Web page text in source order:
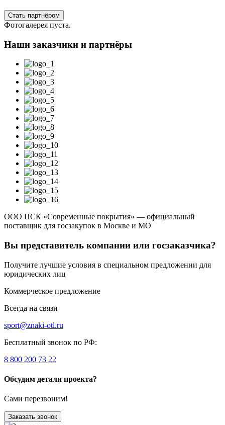
Стать партнёром
Фотогалерея пуста.
Наши заказчики и партнёры
ООО ПСК «Современные покрытия» — официальный
поставщик для госзакупок в Москве и МО
Вы представитель компании или госзаказчика?
Получите лучшие условия в специальном предложении для
юридических лиц
Коммерческое предложение
Всегда на связи
sport@znaki-otl.ru
Бесплатный звонок по РФ:
8 800 200 73 22
Обсудим детали проекта?
Сами перезвоним!
Заказать звонок